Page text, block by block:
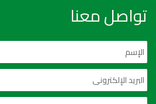
تواصل معنا